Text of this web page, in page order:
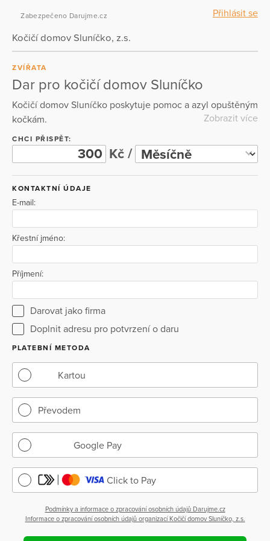
Přihlásit se
Zabezpečeno Darujme.cz
Kočičí domov Sluníčko, z.s.
ZVÍŘATA
Dar pro kočičí domov Sluníčko
Kočičí domov Sluníčko poskytuje pomoc a azyl opuštěným
kočkám.
Zobrazit více
CHCI PŘISPĚT:
Kč /
KONTAKTNÍ ÚDAJE
E-mail:
Křestní jméno:
Příjmení:
Darovat jako firma
Doplnit adresu pro potvrzení o daru
PLATEBNÍ METODA
Kartou
Převodem
Google Pay
Click to Pay
Podmínky a informace o zpracování osobních údajů Darujme.cz
Informace o zpracování osobních údajů organizací Kočičí domov Sluníčko, z.s.